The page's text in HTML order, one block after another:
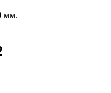
мм.